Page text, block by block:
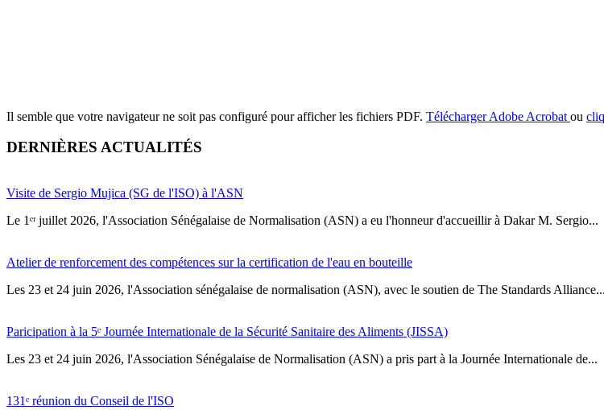
Il semble que votre navigateur ne soit pas configuré pour afficher les fichiers PDF. Télécharger Adobe Acrobat ou
DERNIÈRES ACTUALITÉS
Visite de Sergio Mujica (SG de l'ISO) à l'ASN
Le 1ᵉʳ juillet 2026, l'Association Sénégalaise de Normalisation (ASN) a eu l'honneur d'accueillir à Dakar M. Sergio...
Atelier de renforcement des compétences sur la certification de l'eau en bouteille
Les 23 et 24 juin 2026, l'Association sénégalaise de normalisation (ASN), avec le soutien de The Standards Alliance...
Paricipation à la 5ᵉ Journée Internationale de la Sécurité Sanitaire des Aliments (JISSA)
‎Les 23 et 24 juin 2026, l'Association Sénégalaise de Normalisation (ASN) a pris part à la Journée Internationale de...
131ᵉ réunion du Conseil de l'ISO